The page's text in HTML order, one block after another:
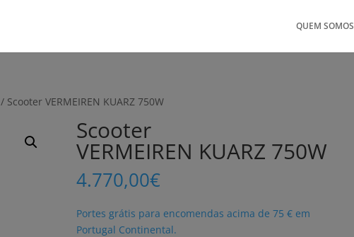
QUEM SOMOS
/ Scooter VERMEIREN KUARZ 750W
Scooter
VERMEIREN KUARZ 750W
4.770,00€
Portes grátis para encomendas acima de 75 € em
Portugal Continental.